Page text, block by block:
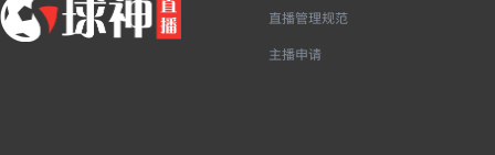
直播管理规范
主播申请